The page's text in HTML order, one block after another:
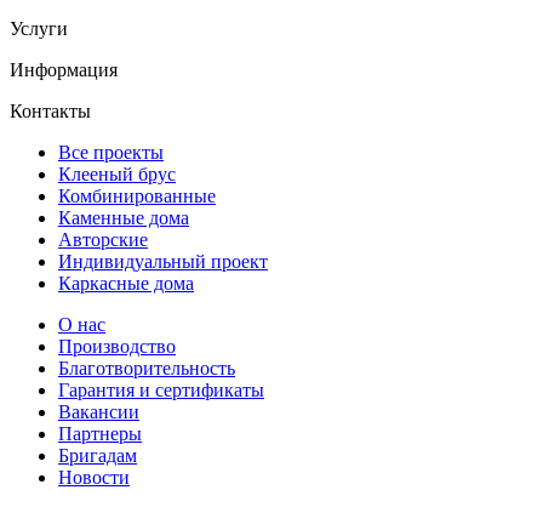
Услуги
Информация
Контакты
Все проекты
Клееный брус
Комбинированные
Каменные дома
Авторские
Индивидуальный проект
Каркасные дома
О нас
Производство
Благотворительность
Гарантия и сертификаты
Вакансии
Партнеры
Бригадам
Новости